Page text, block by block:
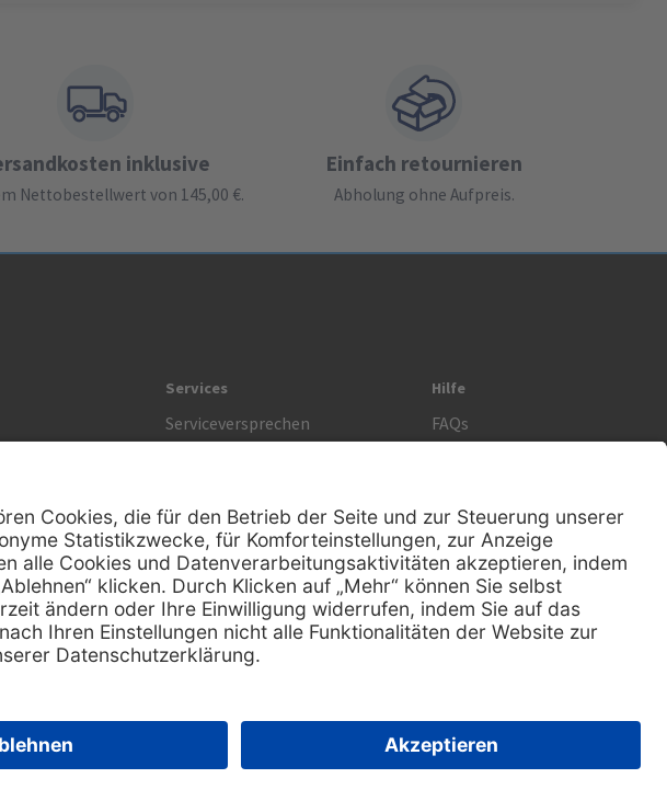
inklusive
Nettobestellwert von 145,00 €.
Einfach retournieren
Abholung ohne Aufpreis.
Services
Serviceversprechen
Hilfe
FAQs
Rechtliches
AGB
Impressum
Datenschutz